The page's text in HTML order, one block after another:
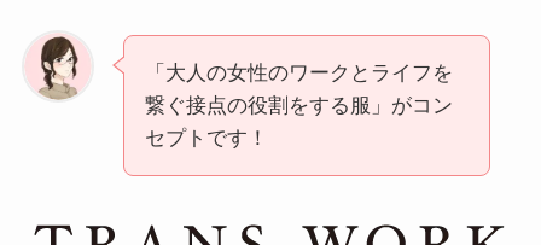
「大人の女性のワークとライフを
繋ぐ接点の役割をする服」がコン
セプトです！